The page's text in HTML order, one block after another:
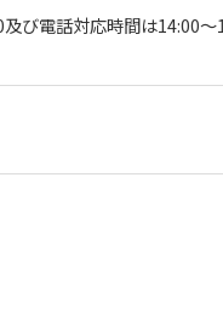
び電話対応時間は14:00